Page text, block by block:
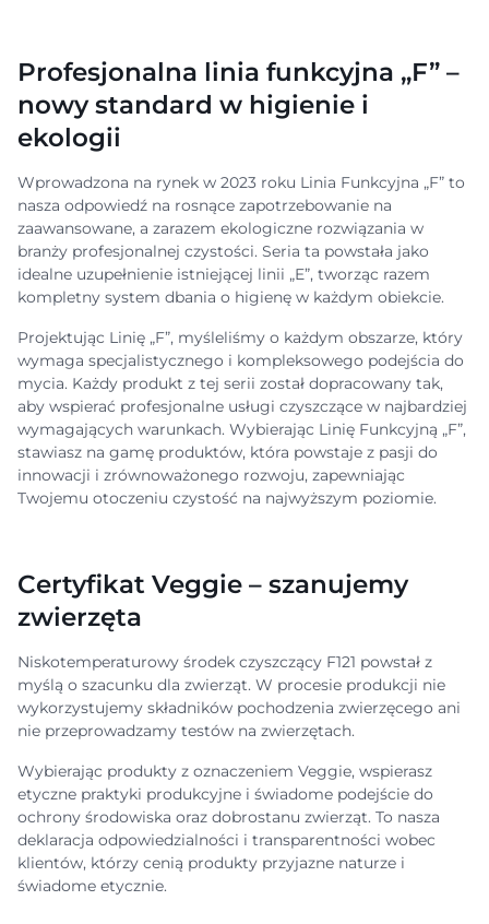
Profesjonalna linia funkcyjna „F” –
nowy standard w higienie i
ekologii
Wprowadzona na rynek w 2023 roku Linia Funkcyjna „F” to
nasza odpowiedź na rosnące zapotrzebowanie na
zaawansowane, a zarazem ekologiczne rozwiązania w
branży profesjonalnej czystości. Seria ta powstała jako
idealne uzupełnienie istniejącej linii „E”, tworząc razem
kompletny system dbania o higienę w każdym obiekcie.
Projektując Linię „F”, myśleliśmy o każdym obszarze, który
wymaga specjalistycznego i kompleksowego podejścia do
mycia. Każdy produkt z tej serii został dopracowany tak,
aby wspierać profesjonalne usługi czyszczące w najbardziej
wymagających warunkach. Wybierając Linię Funkcyjną „F”,
stawiasz na gamę produktów, która powstaje z pasji do
innowacji i zrównoważonego rozwoju, zapewniając
Twojemu otoczeniu czystość na najwyższym poziomie.
Certyfikat Veggie – szanujemy
zwierzęta
Niskotemperaturowy środek czyszczący F121 powstał z
myślą o szacunku dla zwierząt. W procesie produkcji nie
wykorzystujemy składników pochodzenia zwierzęcego ani
nie przeprowadzamy testów na zwierzętach.
Wybierając produkty z oznaczeniem Veggie, wspierasz
etyczne praktyki produkcyjne i świadome podejście do
ochrony środowiska oraz dobrostanu zwierząt. To nasza
deklaracja odpowiedzialności i transparentności wobec
klientów, którzy cenią produkty przyjazne naturze i
świadome etycznie.